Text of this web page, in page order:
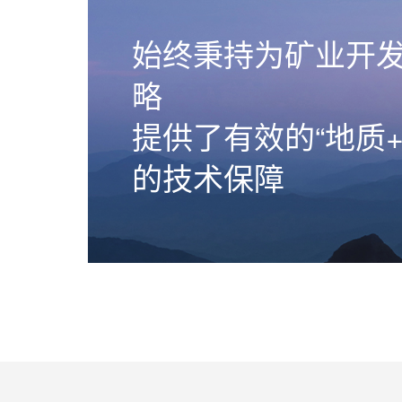
始终秉持为矿业开
略
提供了有效的“地
的技术保障